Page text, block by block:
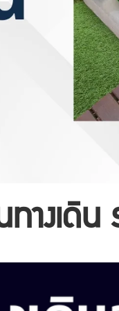
ทางเดิน